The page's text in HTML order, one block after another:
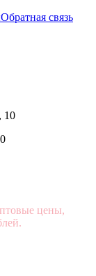
Обратная связь
10
цены,